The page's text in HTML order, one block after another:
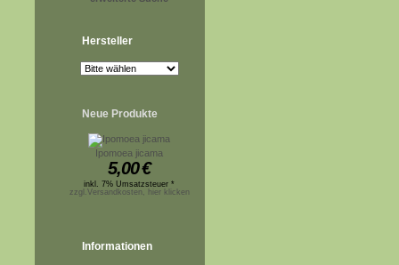
Hersteller
Neue Produkte
Ipomoea jicama
5,00€
inkl. 7% Umsatzsteuer *
zzgl.Versandkosten, hier klicken
Informationen